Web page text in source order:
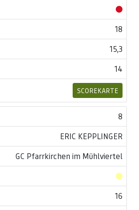
18
15,3
14
SCOREKARTE
8
ERIC KEPPLINGER
GC Pfarrkirchen im Mühlviertel
16